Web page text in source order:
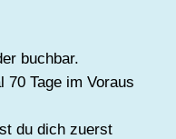
buchbar.
70 Tage im Voraus
du dich zuerst